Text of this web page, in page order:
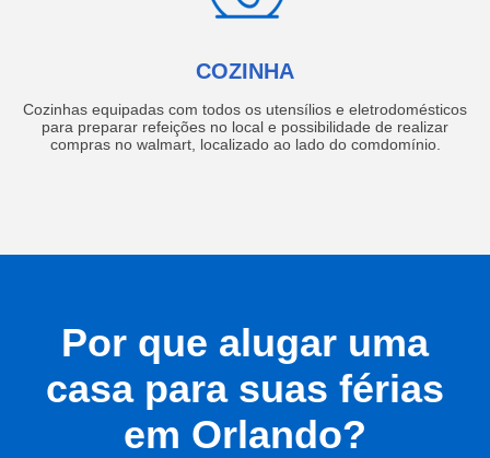
COZINHA
Cozinhas equipadas com todos os utensílios e eletrodomésticos
para preparar refeições no local e possibilidade de realizar
compras no walmart, localizado ao lado do comdomínio.
Por que alugar uma
casa para suas férias
em Orlando?